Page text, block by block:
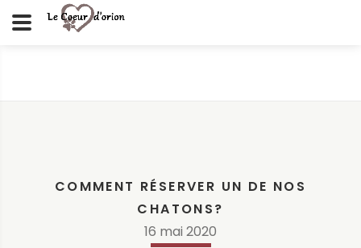
COMMENT RÉSERVER UN DE NOS
CHATONS?
16 mai 2020